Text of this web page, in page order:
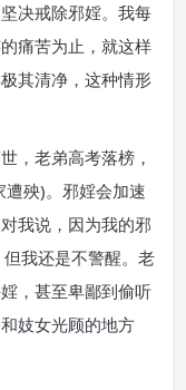
决戒除邪婬。我每
痛苦为止，就这样
其清净，这种情形
，老弟高考落榜，
殃)。邪婬会加速
我说，因为我的邪
我还是不警醒。老
，甚至卑鄙到偷听
妓女光顾的地方